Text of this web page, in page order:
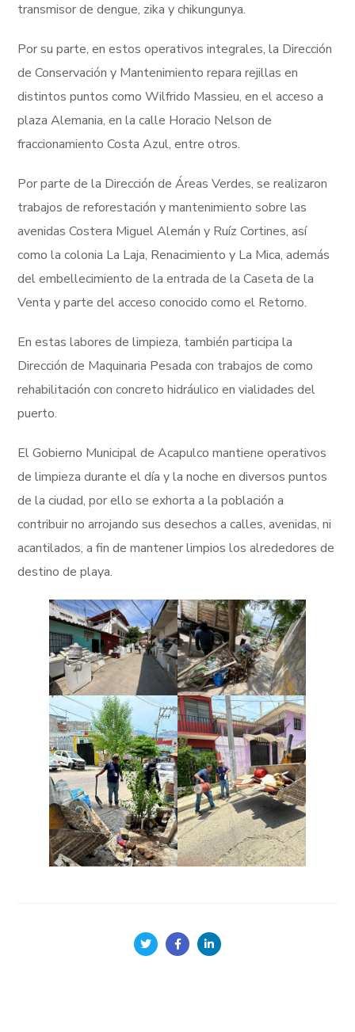
transmisor de dengue, zika y chikungunya.
Por su parte, en estos operativos integrales, la Dirección
de Conservación y Mantenimiento repara rejillas en
distintos puntos como Wilfrido Massieu, en el acceso a
plaza Alemania, en la calle Horacio Nelson de
fraccionamiento Costa Azul, entre otros.
Por parte de la Dirección de Áreas Verdes, se realizaron
trabajos de reforestación y mantenimiento sobre las
avenidas Costera Miguel Alemán y Ruíz Cortines, así
como la colonia La Laja, Renacimiento y La Mica, además
del embellecimiento de la entrada de la Caseta de la
Venta y parte del acceso conocido como el Retorno.
En estas labores de limpieza, también participa la
Dirección de Maquinaria Pesada con trabajos de como
rehabilitación con concreto hidráulico en vialidades del
puerto.
El Gobierno Municipal de Acapulco mantiene operativos
de limpieza durante el día y la noche en diversos puntos
de la ciudad, por ello se exhorta a la población a
contribuir no arrojando sus desechos a calles, avenidas, ni
acantilados, a fin de mantener limpios los alrededores de
destino de playa.